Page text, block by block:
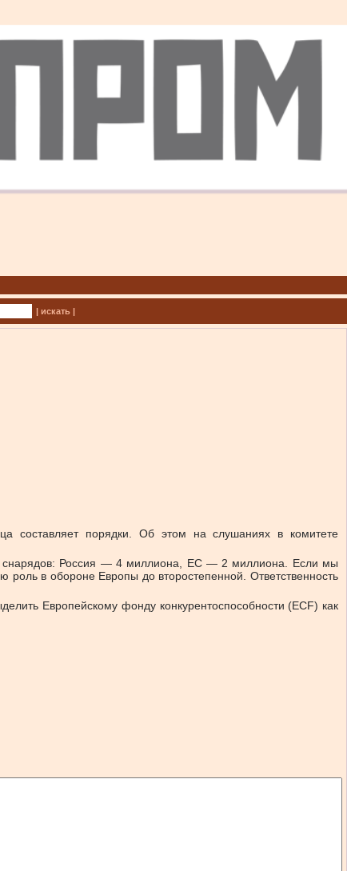
| искать |
составляет порядки. Об этом на слушаниях в комитете
снарядов: Россия — 4 миллиона, ЕС — 2 миллиона. Если мы
в обороне Европы до второстепенной. Ответственность
Европейскому фонду конкурентоспособности (ECF) как